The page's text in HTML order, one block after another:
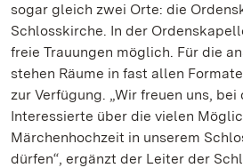
sogar gleich zwei Orte: die
Schlosskirche. In der
freie Trauungen möglich. Für die
stehen Räume in fast allen
zur Verfügung. „Wir freuen uns, bei
Interessierte über die vielen
Märchenhochzeit in unserem
dürfen“, ergänzt der Leiter der